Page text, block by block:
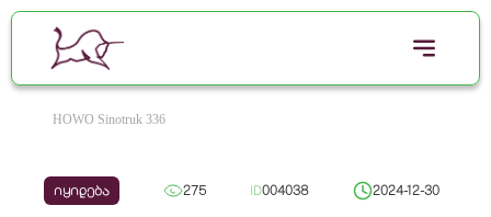
HOWO Sinotruk 336
იყიდება 275 ID004038 2024-12-30